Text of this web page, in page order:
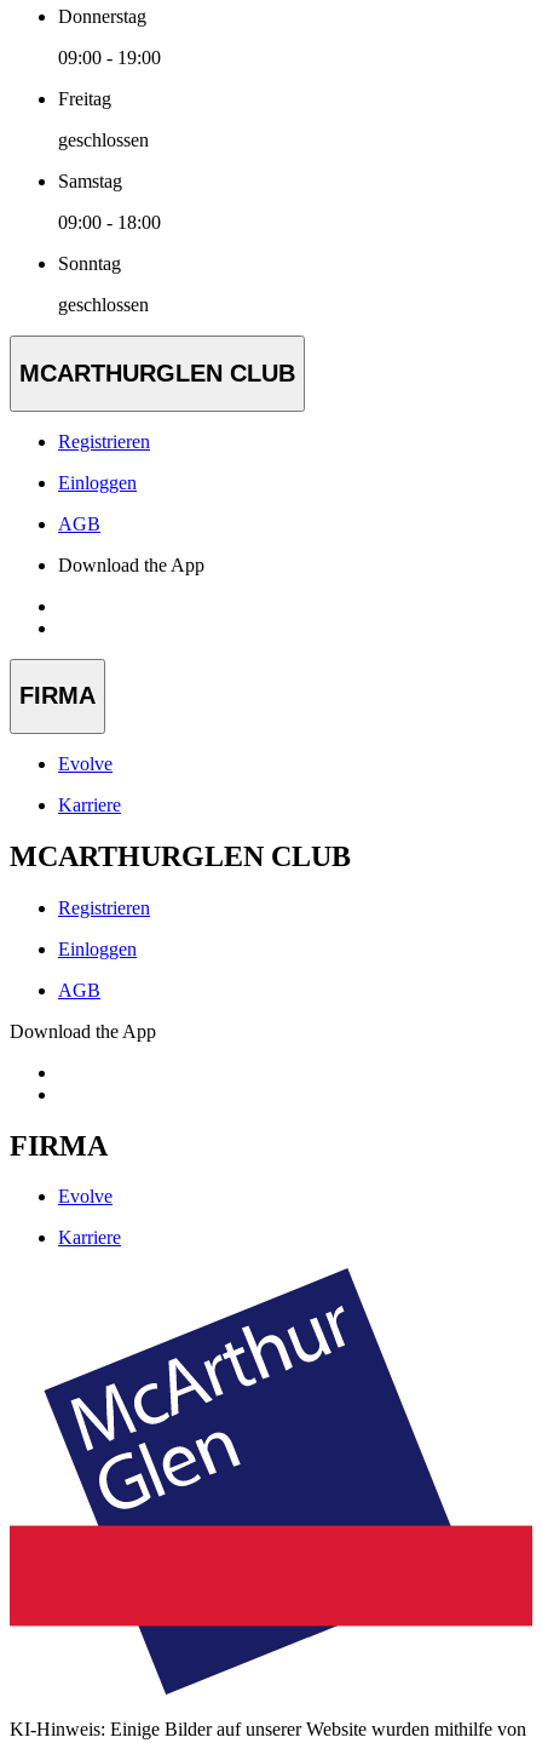
Donnerstag
09:00 - 19:00
Freitag
geschlossen
Samstag
09:00 - 18:00
Sonntag
geschlossen
MCARTHURGLEN CLUB
Registrieren
Einloggen
AGB
Download the App
FIRMA
Evolve
Karriere
MCARTHURGLEN CLUB
Registrieren
Einloggen
AGB
Download the App
FIRMA
Evolve
Karriere
KI-Hinweis: Einige Bilder auf unserer Website wurden mithilfe von